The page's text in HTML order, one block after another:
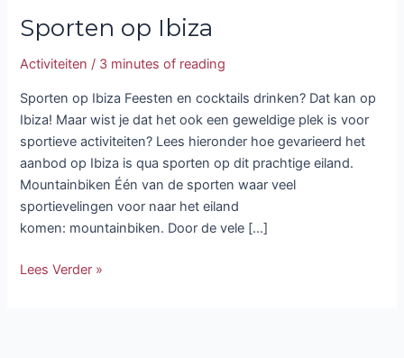
Sporten op Ibiza
Activiteiten / 3 minutes of reading
Sporten op Ibiza Feesten en cocktails drinken? Dat kan op
Ibiza! Maar wist je dat het ook een geweldige plek is voor
sportieve activiteiten? Lees hieronder hoe gevarieerd het
aanbod op Ibiza is qua sporten op dit prachtige eiland.
Mountainbiken Één van de sporten waar veel
sportievelingen voor naar het eiland
komen: mountainbiken. Door de vele […]
Lees Verder »